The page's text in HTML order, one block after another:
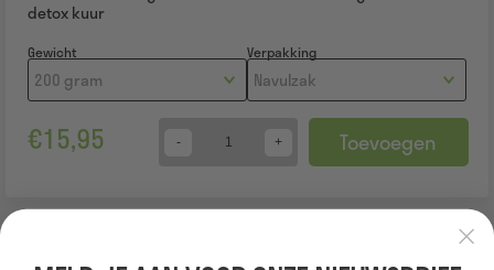
detox kuur
Gewicht Verpakking
€15,95 Quantity Toevoegen